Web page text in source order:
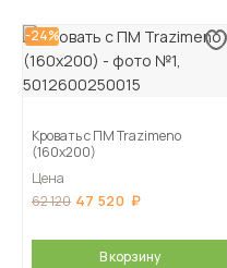
-24%
Кровать с ПМ Trazimeno
(160х200)
Цена
62 120 47 520
В корзину